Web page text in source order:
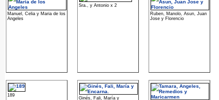
Manuel, Celia y Maria de los
Angeles
Sra., y Antonio x 2
Ruben, Manolo, Asun, Juan
Jose y Florencio
189
Ginés, Fali, María y